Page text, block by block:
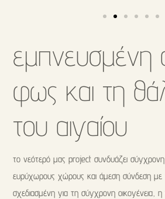
εμπνευσμένη
φως και τη
του αιγαίου
το νεότερό μας project συνδυάζει σύγχρονη
ευρύχωρους χώρους και άμεση σύνδεση με
σχεδιασμένη για τη σύγχρονη οικογένεια,